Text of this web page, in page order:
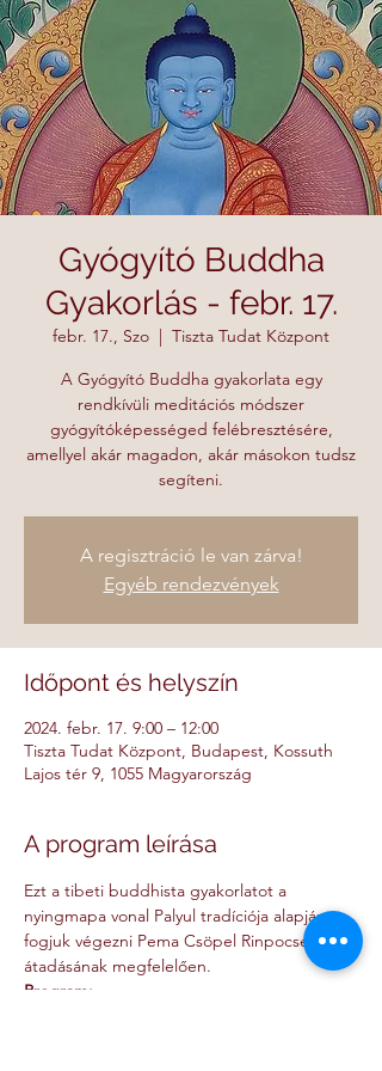
Gyógyító Buddha
Gyakorlás - febr. 17.
febr. 17., Szo
  |
Tiszta Tudat Központ
A Gyógyító Buddha gyakorlata egy
rendkívüli meditációs módszer
gyógyítóképességed felébresztésére,
amellyel akár magadon, akár másokon tudsz
segíteni.
A regisztráció le van zárva!
Egyéb rendezvények
Időpont és helyszín
2024. febr. 17. 9:00 – 12:00
Tiszta Tudat Központ, Budapest, Kossuth
Lajos tér 9, 1055 Magyarország
A program leírása
Ezt a tibeti buddhista gyakorlatot a
nyingmapa vonal Palyul tradíciója alapján
fogjuk végezni Pema Csöpel Rinpocse
átadásának megfelelően.
Program: